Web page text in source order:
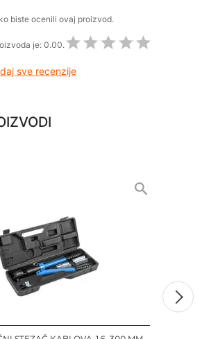
biste ocenili ovaj proizvod.
je: 0.00.
sve recenzije